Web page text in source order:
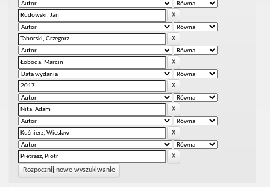
Rozpocznij nowe wyszukiwanie